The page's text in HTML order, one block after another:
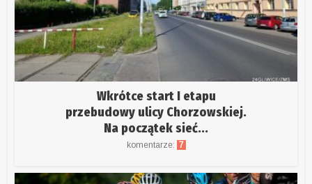
Wkrótce start I etapu
przebudowy ulicy Chorzowskiej.
Na początek sieć...
komentarze: 7